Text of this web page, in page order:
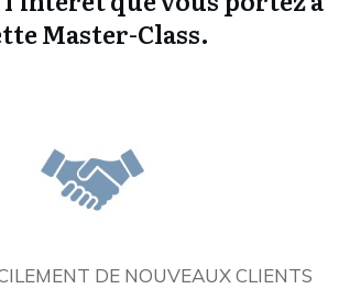
Master-Class.
DE NOUVEAUX CLIENTS